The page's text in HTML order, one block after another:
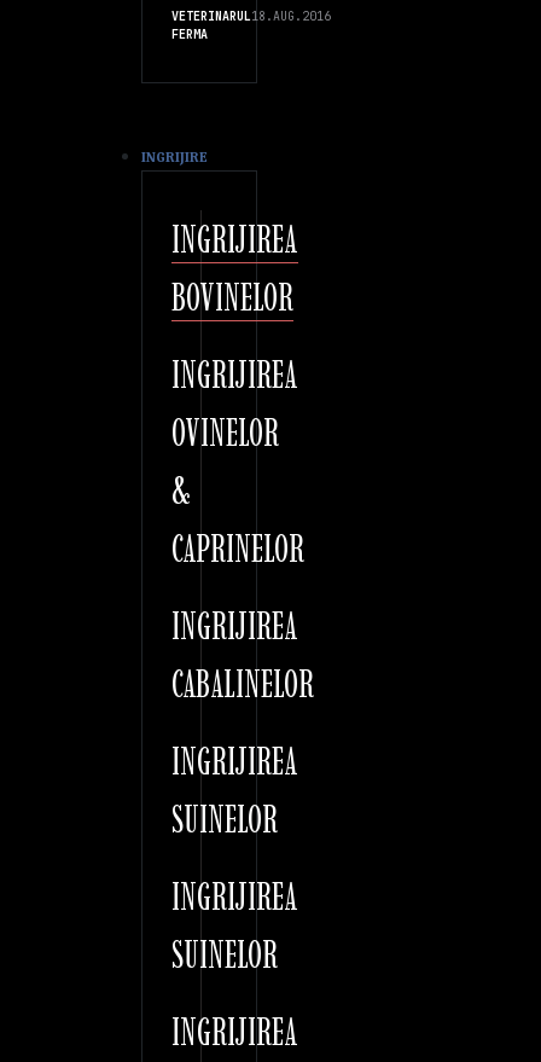
VETERINARUL
FERMA
18.AUG.2016
INGRIJIRE
INGRIJIREA
BOVINELOR
INGRIJIREA
OVINELOR
&
CAPRINELOR
INGRIJIREA
CABALINELOR
INGRIJIREA
SUINELOR
INGRIJIREA
SUINELOR
INGRIJIREA